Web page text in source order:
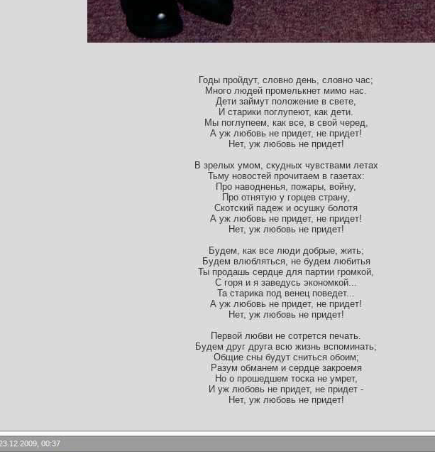
Годы пройдут, словно день, словно час;
Много людей промелькнет мимо нас.
Дети займут положение в свете,
И старики поглупеют, как дети.
Мы поглупеем, как все, в свой черед,
А уж любовь не придет, не придет!
Нет, уж любовь не придет!
В зрелых умом, скудных чувствами летах
Тьму новостей прочитаем в газетах:
Про наводненья, пожары, войну,
Про отнятую у горцев страну,
Скотский падеж и осушку болотя
А уж любовь не придет, не придет!
Нет, уж любовь не придет!
Будем, как все люди добрые, жить;
Будем влюбляться, не будем любитья
Ты продашь сердце для партии громкой,
С горя и я заведусь экономкой...
Та старика под венец поведет...
А уж любовь не придет, не придет!
Нет, уж любовь не придет!
Первой любви не сотрется печать.
Будем друг друга всю жизнь вспоминать;
Общие сны будут сниться обоим;
Разум обманем и сердце закроемя
Но о прошедшем тоска не умрет,
И уж любовь не придет, не придет -
Нет, уж любовь не придет!
00:37